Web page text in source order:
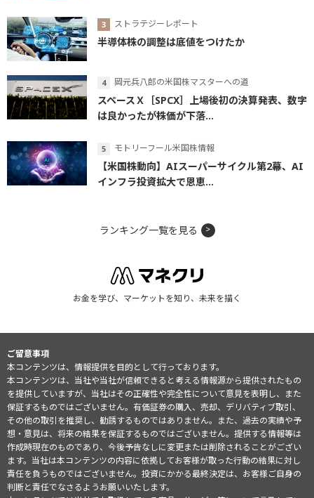
ストラテジーレポート
半導体株の調整は底値をつけたか
岡元兵八郎の米国株マスターへの道
スペースＸ［SPCX］上場後初の決算発表、数字
は良かったが株価が下落...
モトリーフール米国株情報
【米国株動向】AIスーパーサイクル第2幕、AI
インフラ投資拡大で恩恵...
ランキング一覧を見る
お金を学び、マーケットを知り、未来を描く
ご留意事項
本コンテンツは、情報提供を目的として行っております。
本コンテンツは、当社や当社が信頼できると考える情報源から提供されたもの
を提供していますが、当社はその正確性や完全性について意見を表明し、また
保証するものではございません。有価証券の購入、売却、デリバティブ取引、
その他の取引を推奨し、勧誘するものではありません。また、過去の実績や予
想・意見は、将来の結果を保証するものではございません。提供する情報等は
作成時現在のものであり、今後予告なしに変更または削除されることがござい
ます。当社は本コンテンツの内容に依拠してお客様が取った行動の結果に対し
責任を負うものではございません。投資にかかる最終決定は、お客様ご自身の
判断と責任でなさるようお願いいたします。